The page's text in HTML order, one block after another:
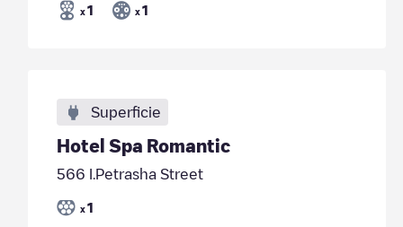
x 1 x 1
Superficie
Hotel Spa Romantic
566 I.Petrasha Street
x 1